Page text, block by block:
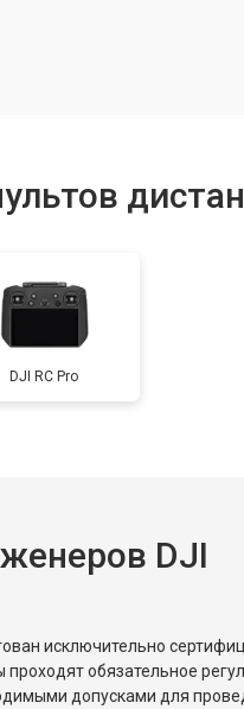
DJI RC Pro
DJI
исключительно
обязательное
допусками для